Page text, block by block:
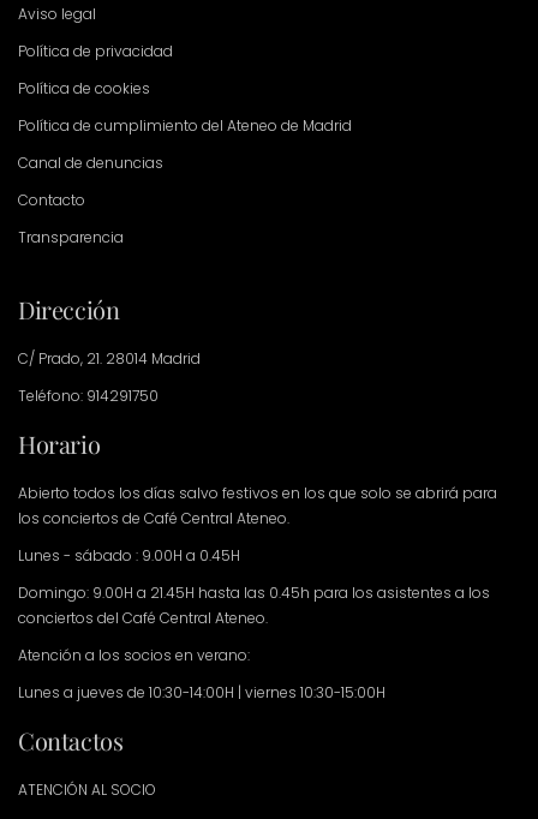
Aviso legal
Política de privacidad
Política de cookies
Política de cumplimiento del Ateneo de Madrid
Canal de denuncias
Contacto
Transparencia
Dirección
C/ Prado, 21. 28014 Madrid
Teléfono: 914291750
Horario
Abierto todos los días salvo festivos en los que solo se abrirá para
los conciertos de Café Central Ateneo.
Lunes - sábado : 9.00H a 0.45H
Domingo: 9.00H a 21.45H hasta las 0.45h para los asistentes a los
conciertos del Café Central Ateneo.
Atención a los socios en verano:
Lunes a jueves de 10:30-14:00H | viernes 10:30-15:00H
Contactos
ATENCIÓN AL SOCIO